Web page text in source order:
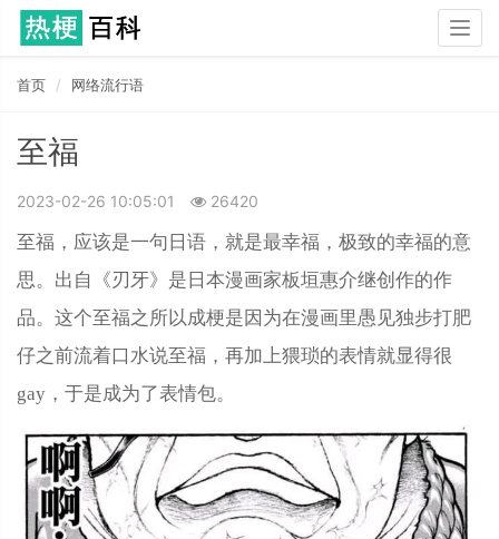
首页 网络流行语
至福
2023-02-26 10:05:01 26420
至福，应该是一句日语，就是最幸福，极致的幸福的意
思。出自《刃牙》是日本漫画家板垣惠介继创作的作
品。这个至福之所以成梗是因为在漫画里愚见独步打肥
仔之前流着口水说至福，再加上猥琐的表情就显得很
gay，于是成为了表情包。